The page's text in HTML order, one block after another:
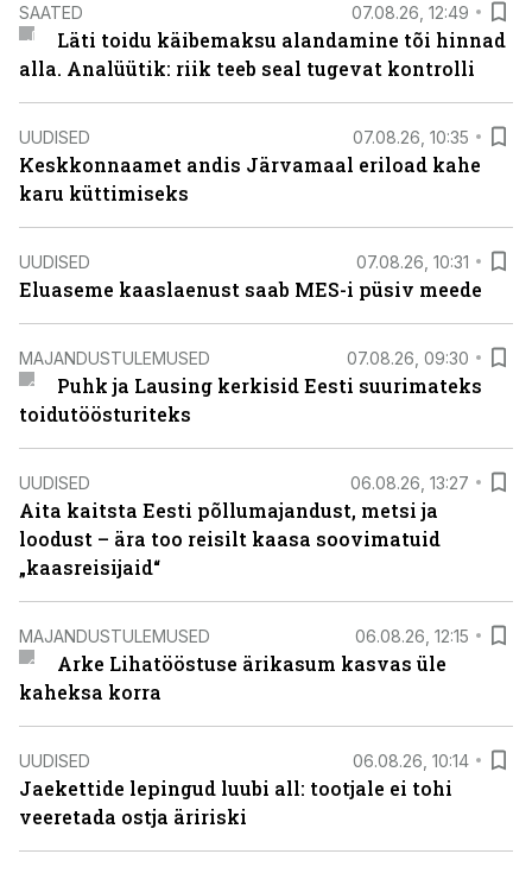
SAATED 07.08.26, 12:49
Läti toidu käibemaksu alandamine tõi hinnad
alla. Analüütik: riik teeb seal tugevat kontrolli
UUDISED 07.08.26, 10:35
Keskkonnaamet andis Järvamaal eriload kahe
karu küttimiseks
UUDISED 07.08.26, 10:31
Eluaseme kaaslaenust saab MES-i püsiv meede
MAJANDUSTULEMUSED 07.08.26, 09:30
Puhk ja Lausing kerkisid Eesti suurimateks
toidutöösturiteks
UUDISED 06.08.26, 13:27
Aita kaitsta Eesti põllumajandust, metsi ja
loodust – ära too reisilt kaasa soovimatuid
„kaasreisijaid“
MAJANDUSTULEMUSED 06.08.26, 12:15
Arke Lihatööstuse ärikasum kasvas üle
kaheksa korra
UUDISED 06.08.26, 10:14
Jaekettide lepingud luubi all: tootjale ei tohi
veeretada ostja äririski